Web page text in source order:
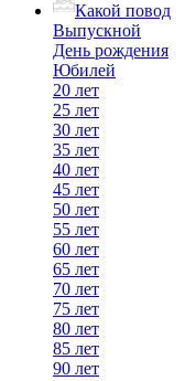
Какой повод
Выпускной
День рождения
Юбилей
20 лет
25 лет
30 лет
35 лет
40 лет
45 лет
50 лет
55 лет
60 лет
65 лет
70 лет
75 лет
80 лет
85 лет
90 лет